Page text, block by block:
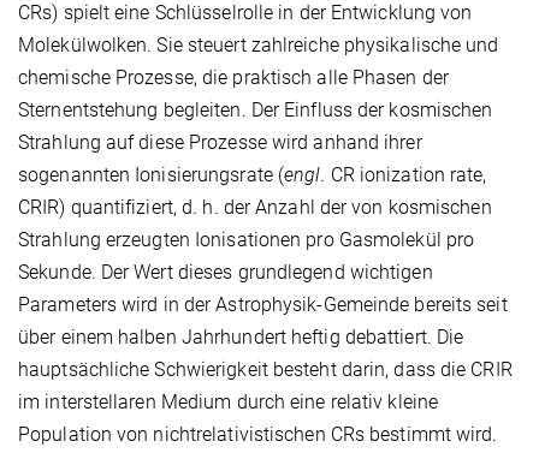
CRs) spielt eine Schlüsselrolle in der Entwicklung von
Molekülwolken. Sie steuert zahlreiche physikalische und
chemische Prozesse, die praktisch alle Phasen der
Sternentstehung begleiten. Der Einfluss der kosmischen
Strahlung auf diese Prozesse wird anhand ihrer
sogenannten Ionisierungsrate (engl. CR ionization rate,
CRIR) quantifiziert, d. h. der Anzahl der von kosmischen
Strahlung erzeugten Ionisationen pro Gasmolekül pro
Sekunde. Der Wert dieses grundlegend wichtigen
Parameters wird in der Astrophysik-Gemeinde bereits seit
über einem halben Jahrhundert heftig debattiert. Die
hauptsächliche Schwierigkeit besteht darin, dass die CRIR
im interstellaren Medium durch eine relativ kleine
Population von nichtrelativistischen CRs bestimmt wird.